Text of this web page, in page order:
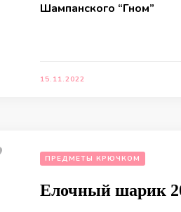
Шампанского “Гном”
15.11.2022
ПРЕДМЕТЫ КРЮЧКОМ
Елочный шарик